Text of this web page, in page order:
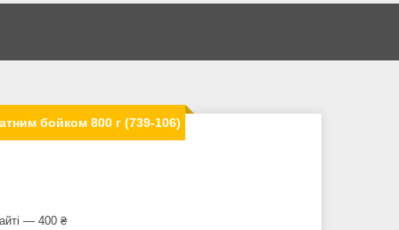
бойком 800 г (739-106)
— 400 ₴